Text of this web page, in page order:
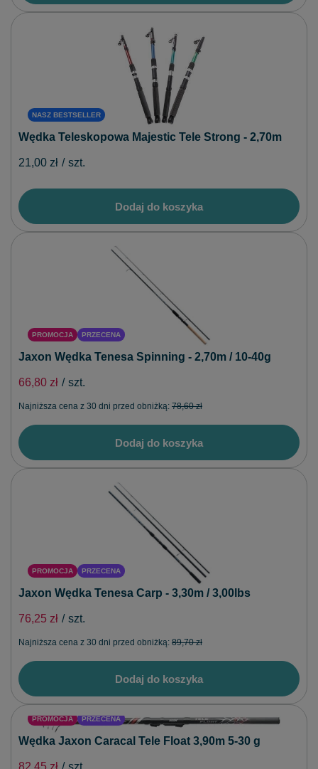
NASZ BESTSELLER
Wędka Teleskopowa Majestic Tele Strong - 2,70m
21,00 zł / szt.
Dodaj do koszyka
PROMOCJA PRZECENA
Jaxon Wędka Tenesa Spinning - 2,70m / 10-40g
66,80 zł / szt.
Najniższa cena z 30 dni przed obniżką: 78,60 zł
Dodaj do koszyka
PROMOCJA PRZECENA
Jaxon Wędka Tenesa Carp - 3,30m / 3,00lbs
76,25 zł / szt.
Najniższa cena z 30 dni przed obniżką: 89,70 zł
Dodaj do koszyka
PROMOCJA PRZECENA
Wędka Jaxon Caracal Tele Float 3,90m 5-30 g
82,45 zł / szt.